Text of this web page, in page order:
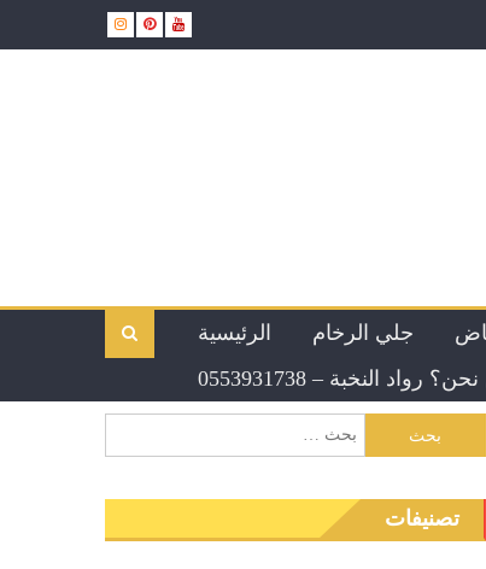
الرئيسية جلي الرخام
رواد النخبة – 0553931738
تصنيفات